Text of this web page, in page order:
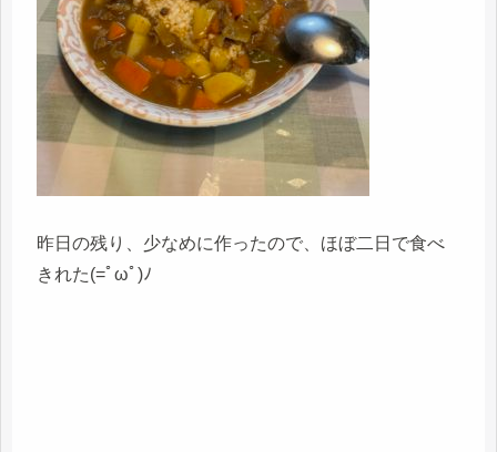
昨日の残り、少なめに作ったので、ほぼ二日で食べ
きれた(=ﾟωﾟ)ﾉ